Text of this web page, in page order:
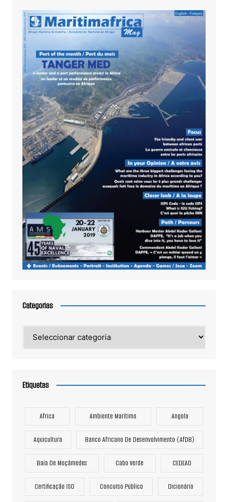
Categorias
Etiquetas
Africa Ambiente Marítimo Angola
Aquicultura Banco Africano De Desenvolvimento (AfDB)
Baía De Moçâmedes Cabo Verde CEDEAO
Certificação ISO Concurso Público Dicionário